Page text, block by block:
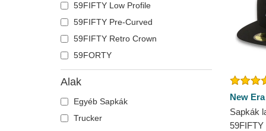
59FIFTY Low Profile
59FIFTY Pre-Curved
59FIFTY Retro Crown
59FORTY
Alak
Egyéb Sapkák
Trucker
New Era
Sapkák
59FIFTY